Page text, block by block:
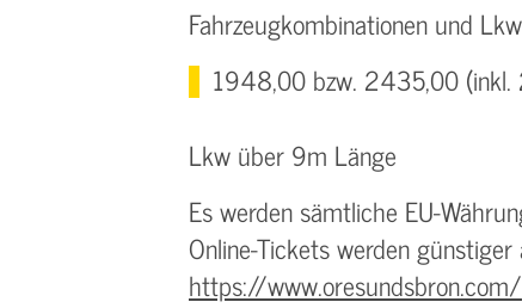
Fahrzeugkombinationen und
1948,00 bzw. 2435,00 (inkl.
Lkw über 9m Länge
Es werden sämtliche EU-
Online-Tickets werden
https://www.oresundsbron.com/